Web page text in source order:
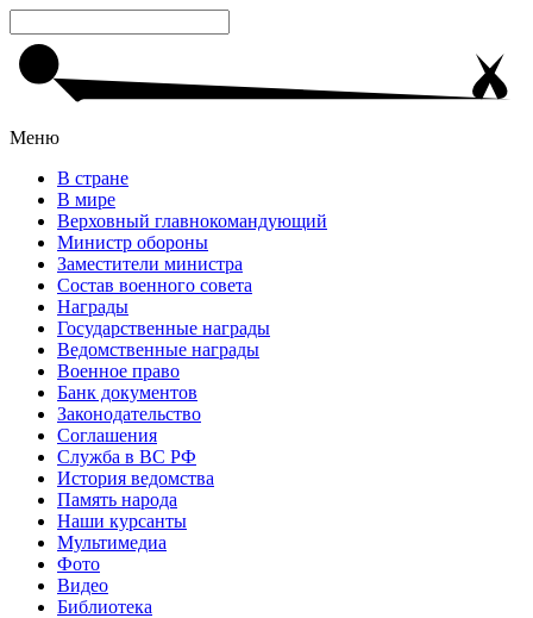
Меню
В стране
В мире
Верховный главнокомандующий
Министр обороны
Заместители министра
Состав военного совета
Награды
Государственные награды
Ведомственные награды
Военное право
Банк документов
Законодательство
Соглашения
Служба в ВС РФ
История ведомства
Память народа
Наши курсанты
Мультимедиа
Фото
Видео
Библиотека